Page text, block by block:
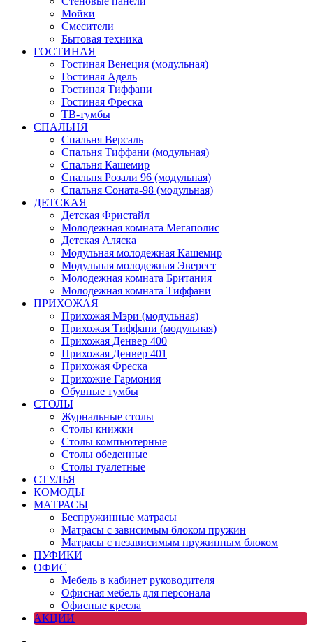
Мойки
Смесители
Бытовая техника
ГОСТИНАЯ
Гостиная Венеция (модульная)
Гостиная Адель
Гостиная Тиффани
Гостиная Фреска
ТВ-тумбы
СПАЛЬНЯ
Спальня Версаль
Спальня Тиффани (модульная)
Спальня Кашемир
Спальня Розали 96 (модульная)
Спальня Соната-98 (модульная)
ДЕТСКАЯ
Детская Фристайл
Молодежная комната Мегаполис
Детская Аляска
Модульная молодежная Кашемир
Модульная молодежная Эверест
Молодежная комната Британия
Молодежная комната Тиффани
ПРИХОЖАЯ
Прихожая Мэри (модульная)
Прихожая Тиффани (модульная)
Прихожая Денвер 400
Прихожая Денвер 401
Прихожая Фреска
Прихожие Гармония
Обувные тумбы
СТОЛЫ
Журнальные столы
Столы книжки
Столы компьютерные
Столы обеденные
Столы туалетные
СТУЛЬЯ
КОМОДЫ
МАТРАСЫ
Беспружинные матрасы
Матрасы с зависимым блоком пружин
Матрасы с независимым пружинным блоком
ПУФИКИ
ОФИС
Мебель в кабинет руководителя
Офисная мебель для персонала
Офисные кресла
АКЦИИ